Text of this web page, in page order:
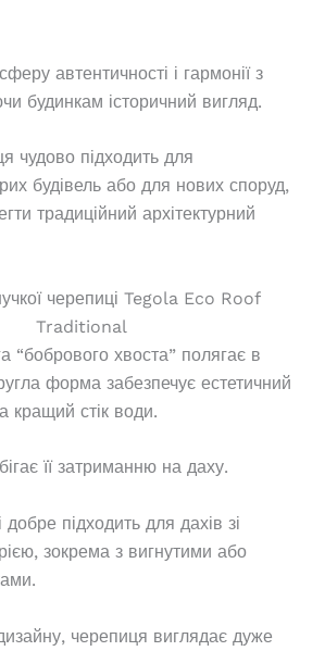
автентичності і гармонії з
будинкам історичний вигляд.
чудово підходить для
будівель або для нових споруд,
традиційний архітектурний
черепиці Tegola Eco Roof
Traditional
“бобрового хвоста” полягає в
форма забезпечує естетичний
кращий стік води.
її затриманню на даху.
підходить для дахів зі
зокрема з вигнутими або
черепиця виглядає дуже